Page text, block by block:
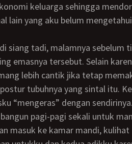
keluarga sehingga
lain yang aku belum
emasnya tersebut. Selain
lebih cantik jika tetap
tubuhnya yang sintal itu.
“mengeras” dengan sendirinya.
masuk ke kamar mandi,